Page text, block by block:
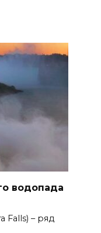
водопада
Falls) – ряд